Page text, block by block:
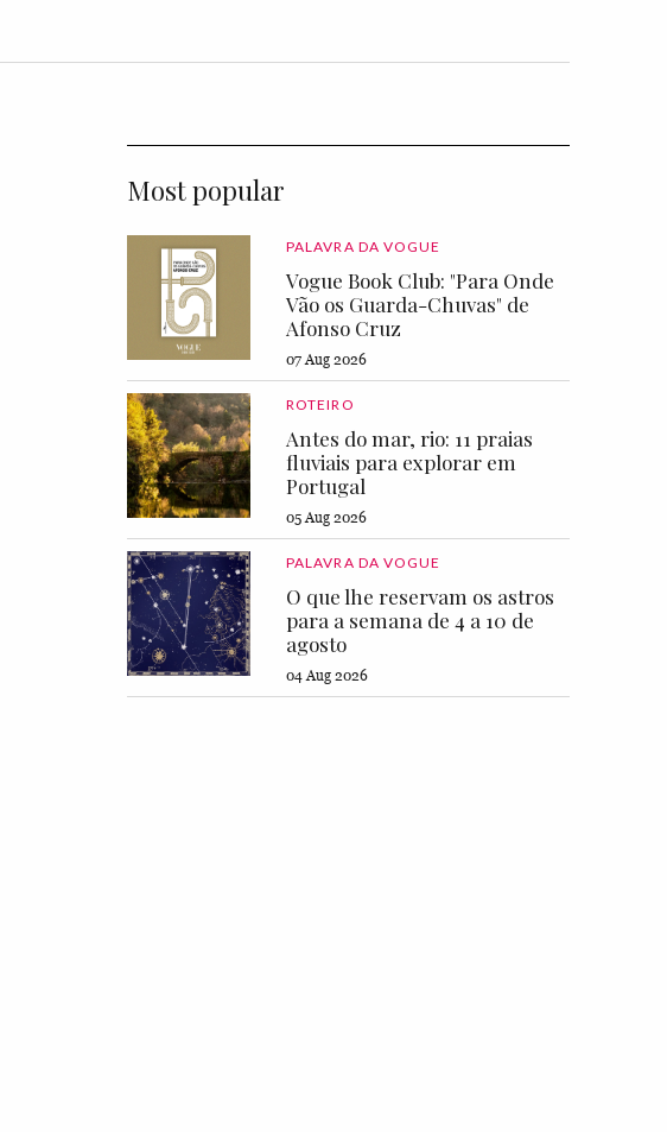
Most popular
PALAVRA DA VOGUE
Vogue Book Club: "Para Onde
Vão os Guarda-Chuvas" de
Afonso Cruz
07 Aug 2026
ROTEIRO
Antes do mar, rio: 11 praias
fluviais para explorar em
Portugal
05 Aug 2026
PALAVRA DA VOGUE
O que lhe reservam os astros
para a semana de 4 a 10 de
agosto
04 Aug 2026